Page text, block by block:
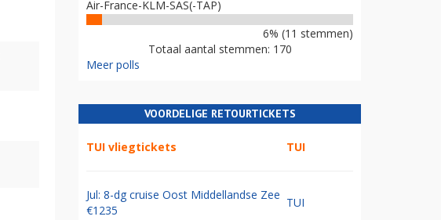
Air-France-KLM-SAS(-TAP)
6% (11 stemmen)
Totaal aantal stemmen: 170
Meer polls
VOORDELIGE RETOURTICKETS
TUI vliegtickets TUI
Jul: 8-dg cruise Oost Middellandse Zee
€1235
TUI